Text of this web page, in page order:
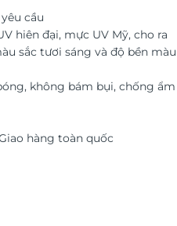
cầu
hiên đại, mực UV Mỹ, cho ra
sắc tươi sáng và độ bền màu
không bám bụi, chống ẩm
hàng toàn quốc